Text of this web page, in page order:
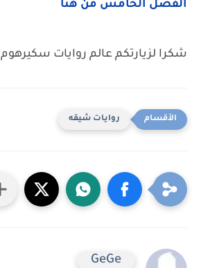
الفصل الخامس من هنا
شكرا لزيارتكم عالم روايات سكيرهوم
روايات شيقه
GeGe